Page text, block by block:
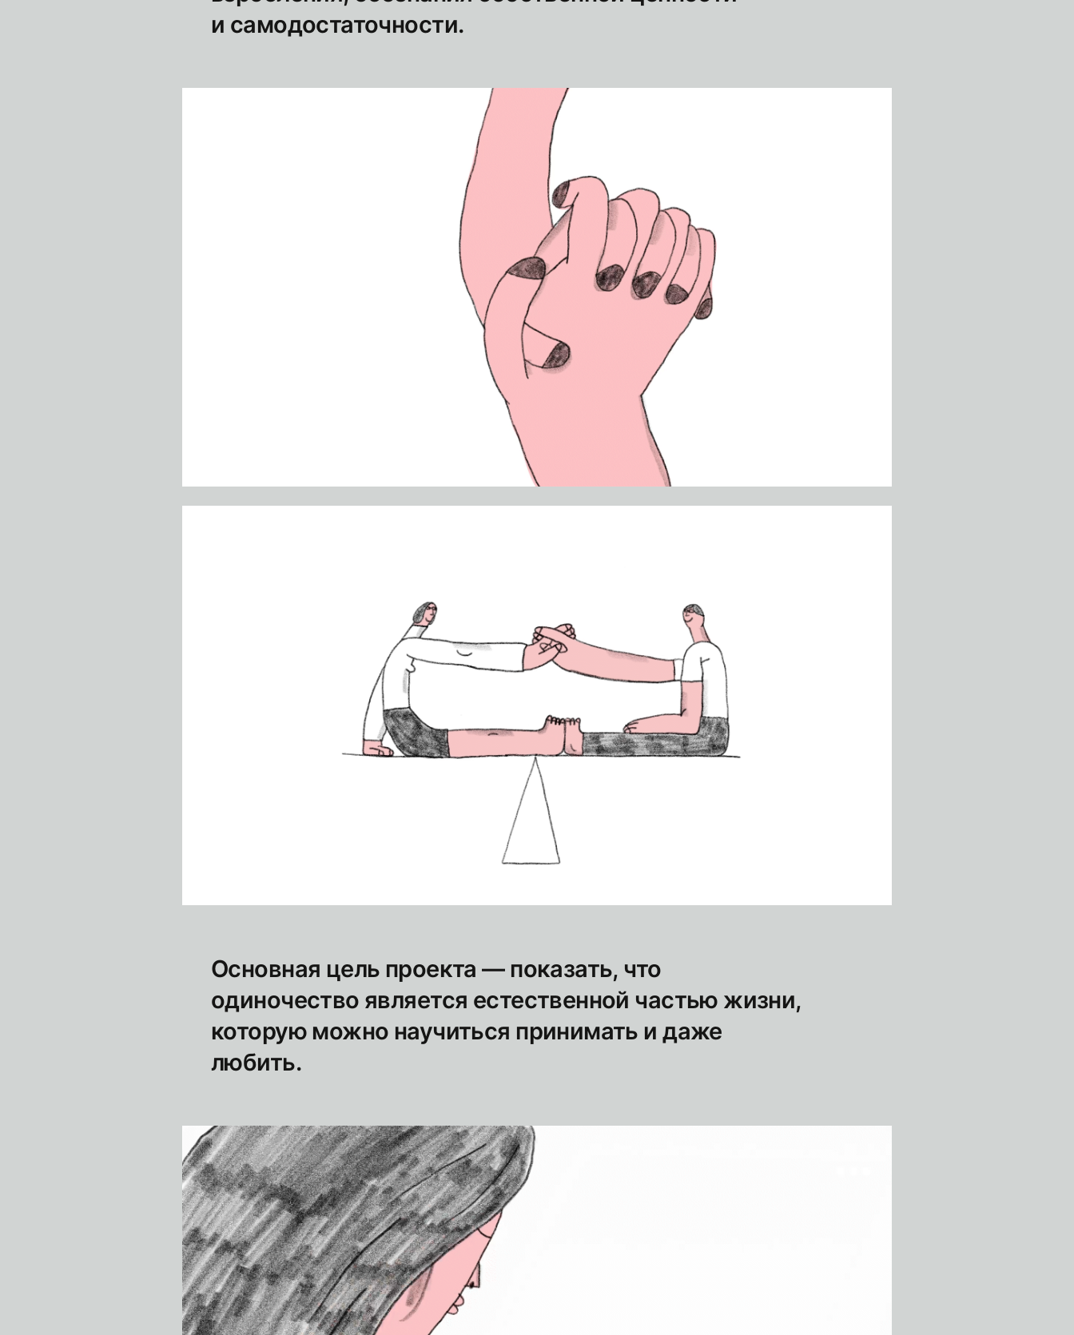
и самодостаточности.
Основная цель проекта — показать, что
одиночество является естественной частью жизни,
которую можно научиться принимать и даже
любить.